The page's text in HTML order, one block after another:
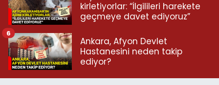
kirletiyorlar: “İlgilileri harekete
geçmeye davet ediyoruz”
Ankara, Afyon Devlet
Hastanesini neden takip
ediyor?
6